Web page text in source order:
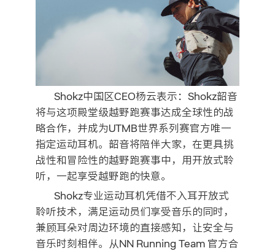
Shokz中国区CEO杨云表示：Shokz韶音
将与这项殿堂级越野跑赛事达成全球性的战
略合作，并成为UTMB世界系列赛官方唯一
指定运动耳机。韶音将陪伴大家，在更具挑
战性和冒险性的越野跑赛事中，用开放式聆
听，一起享受越野跑的快意。
Shokz专业运动耳机凭借不入耳开放式
聆听技术，满足运动员们享受音乐的同时，
兼顾耳朵对周边环境的直接感知，让安全与
音乐时刻相伴。从NN Running Team 官方合